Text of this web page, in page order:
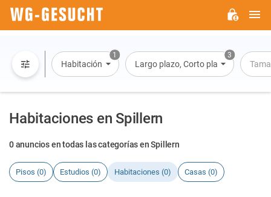
1
Habitación
3
Largo plazo, Corto plazo, Alquiler
Habitaciones en Spillern
0 anuncios en todas las categorías en Spillern
Pisos (0) Estudios (0) Habitaciones (0) Casas (0)